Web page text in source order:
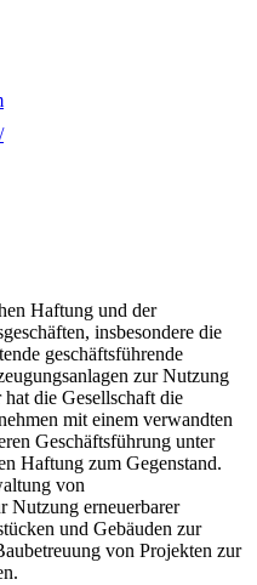
Haftung und der
insbesondere die
geschäftsführende
zur Nutzung
die Gesellschaft die
mit einem verwandten
Geschäftsführung unter
Haftung zum Gegenstand.
von
Nutzung erneuerbarer
und Gebäuden zur
von Projekten zur